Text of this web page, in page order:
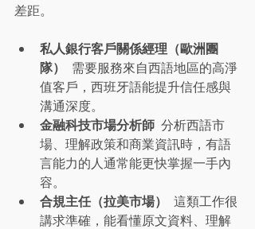
差距。
私人銀行客戶關係經理（歐洲團
隊）
  需要服務來自西語地區的高淨
值客戶，西班牙語能提升信任感與
溝通深度。
金融科技市場分析師
  分析西語市
場、理解政策和商業資訊時，有語
言能力的人通常能更快掌握一手內
容。
合規主任（拉美市場）
  這類工作很
講求準確，能看懂原文資料、理解